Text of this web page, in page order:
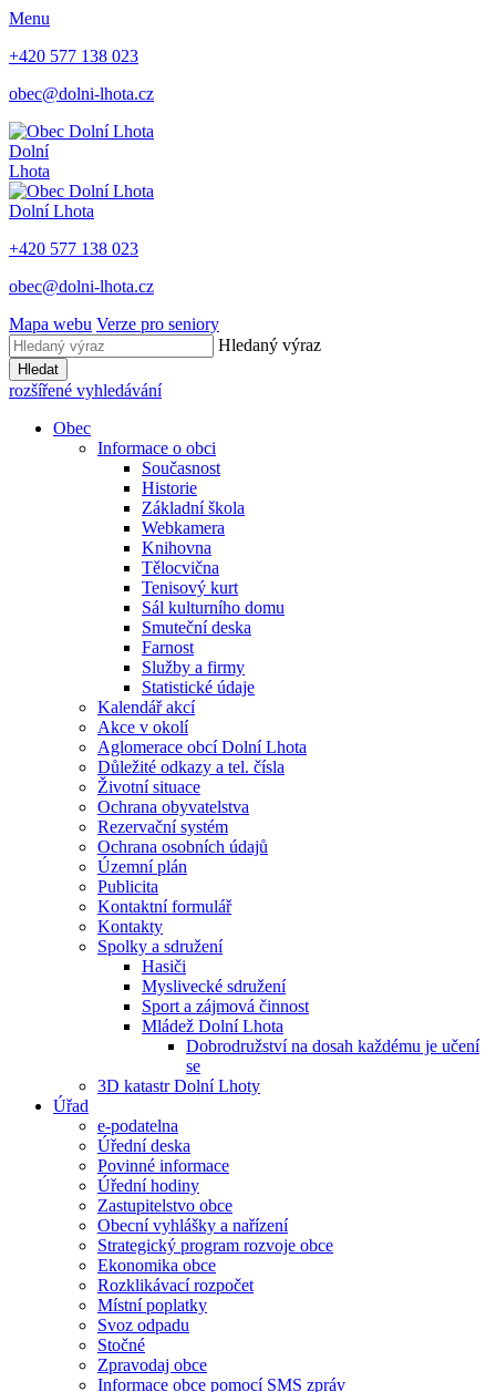
Menu
+420 577 138 023
obec@dolni-lhota.cz
Dolní
Lhota
Dolní Lhota
+420 577 138 023
obec@dolni-lhota.cz
Mapa webu Verze pro seniory
Hledaný výraz
Hledat
rozšířené vyhledávání
Obec
Informace o obci
Současnost
Historie
Základní škola
Webkamera
Knihovna
Tělocvična
Tenisový kurt
Sál kulturního domu
Smuteční deska
Farnost
Služby a firmy
Statistické údaje
Kalendář akcí
Akce v okolí
Aglomerace obcí Dolní Lhota
Důležité odkazy a tel. čísla
Životní situace
Ochrana obyvatelstva
Rezervační systém
Ochrana osobních údajů
Územní plán
Publicita
Kontaktní formulář
Kontakty
Spolky a sdružení
Hasiči
Myslivecké sdružení
Sport a zájmová činnost
Mládež Dolní Lhota
Dobrodružství na dosah každému je učení
se
3D katastr Dolní Lhoty
Úřad
e-podatelna
Úřední deska
Povinné informace
Úřední hodiny
Zastupitelstvo obce
Obecní vyhlášky a nařízení
Strategický program rozvoje obce
Ekonomika obce
Rozklikávací rozpočet
Místní poplatky
Svoz odpadu
Stočné
Zpravodaj obce
Informace obce pomocí SMS zpráv